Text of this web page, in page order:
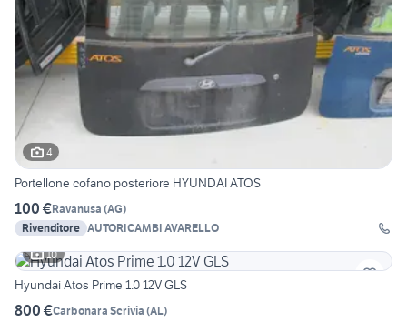
4
Portellone cofano posteriore HYUNDAI ATOS
100 €Ravanusa (AG)
Rivenditore AUTORICAMBI AVARELLO
10
Hyundai Atos Prime 1.0 12V GLS
800 €Carbonara Scrivia (AL)